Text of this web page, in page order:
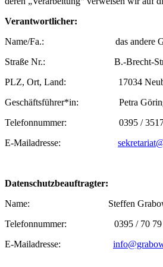
Verantwortlicher:
Name/Fa.: das andere
Straße Nr.: B.-Brecht-Str.
PLZ, Ort, Land: 17034
Geschäftsführer*in: Petra Göring
Telefonnummer: 0395 /
E-Mailadresse:
Datenschutzbeauftragter:
Name: Steffen
Telefonnummer: 0395 / 70 79
E-Mailadresse: